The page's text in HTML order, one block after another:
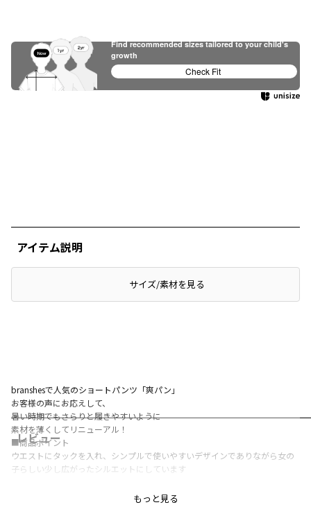
レビュー
アイテム説明
サイズ/素材を見る
branshesで人気のショートパンツ「爽パン」
お客様の声にお応えして、
暑い時期でもさらりと履きやすいように
素材を薄くしてリニューアル！
■商品ポイント
ウエストにタックを入れ、シンプルで使いやすいデザインでありながら女の
子らしい少し広がったシルエットにしています
シワになりにくく扱いやすい素材！もっと見る
Find recommended sizes tailored to your child's
growth
Check Fit